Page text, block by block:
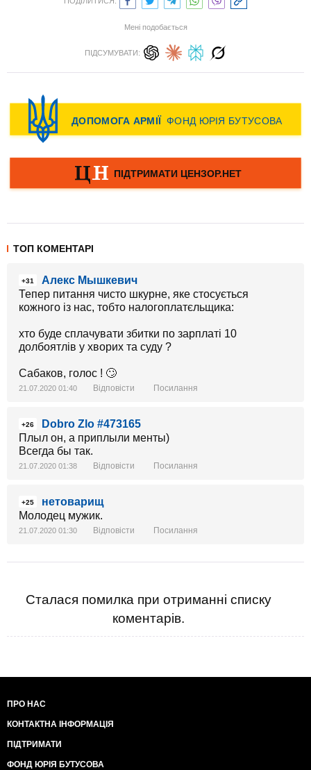
Мені подобається
ПІДСУМУВАТИ:
ТОП КОМЕНТАРІ
+31
Алекс Мышкевич
Тепер питання чисто шкурне, яке стосується
кожного із нас, тобто налогоплатєльщика:
хто буде сплачувати збитки по зарплаті 10
долбоятлів у хворих та суду ?
Сабаков, голос ! 🙄
21.07.2020 01:40 Відповісти Посилання
+26
Dobro Zlo #473165
Плыл он, а приплыли менты)
Всегда бы так.
21.07.2020 01:38 Відповісти Посилання
+25
нетоварищ
Молодец мужик.
21.07.2020 01:30 Відповісти Посилання
Сталася помилка при отриманні списку
коментарів.
ПРО НАС
КОНТАКТНА ІНФОРМАЦІЯ
ПІДТРИМАТИ
ФОНД ЮРІЯ БУТУСОВА